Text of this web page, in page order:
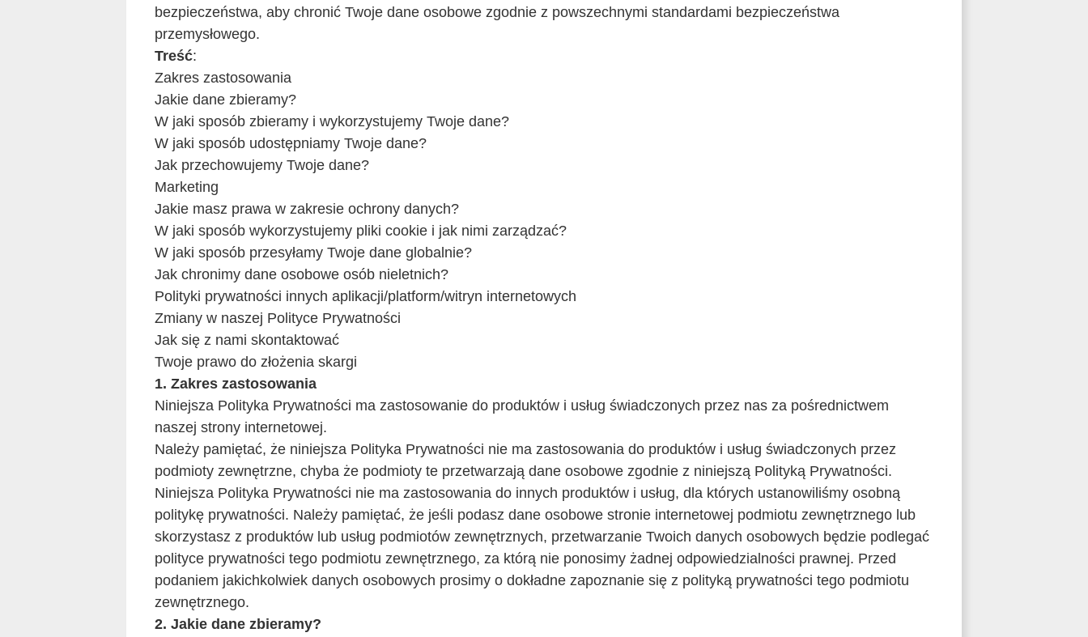
bezpieczeństwa, aby chronić Twoje dane osobowe zgodnie z powszechnymi standardami bezpieczeństwa
przemysłowego.
Treść:
Zakres zastosowania
Jakie dane zbieramy?
W jaki sposób zbieramy i wykorzystujemy Twoje dane?
W jaki sposób udostępniamy Twoje dane?
Jak przechowujemy Twoje dane?
Marketing
Jakie masz prawa w zakresie ochrony danych?
W jaki sposób wykorzystujemy pliki cookie i jak nimi zarządzać?
W jaki sposób przesyłamy Twoje dane globalnie?
Jak chronimy dane osobowe osób nieletnich?
Polityki prywatności innych aplikacji/platform/witryn internetowych
Zmiany w naszej Polityce Prywatności
Jak się z nami skontaktować
Twoje prawo do złożenia skargi
1. Zakres zastosowania
Niniejsza Polityka Prywatności ma zastosowanie do produktów i usług świadczonych przez nas za pośrednictwem
naszej strony internetowej.
Należy pamiętać, że niniejsza Polityka Prywatności nie ma zastosowania do produktów i usług świadczonych przez
podmioty zewnętrzne, chyba że podmioty te przetwarzają dane osobowe zgodnie z niniejszą Polityką Prywatności.
Niniejsza Polityka Prywatności nie ma zastosowania do innych produktów i usług, dla których ustanowiliśmy osobną
politykę prywatności. Należy pamiętać, że jeśli podasz dane osobowe stronie internetowej podmiotu zewnętrznego lub
skorzystasz z produktów lub usług podmiotów zewnętrznych, przetwarzanie Twoich danych osobowych będzie podlegać
polityce prywatności tego podmiotu zewnętrznego, za którą nie ponosimy żadnej odpowiedzialności prawnej. Przed
podaniem jakichkolwiek danych osobowych prosimy o dokładne zapoznanie się z polityką prywatności tego podmiotu
zewnętrznego.
2. Jakie dane zbieramy?